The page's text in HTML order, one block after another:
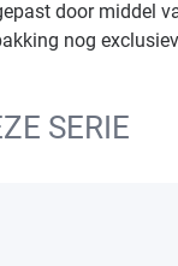
door middel
nog
SERIE